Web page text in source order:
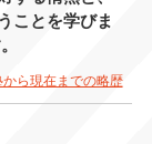
ことを学びま
ら現在までの略歴